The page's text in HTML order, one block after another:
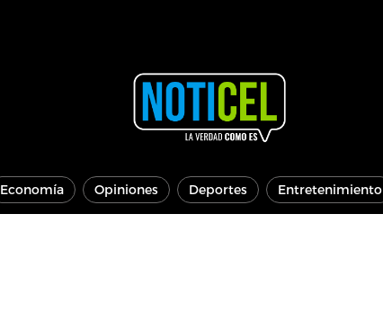
Economía Opiniones Deportes Entretenimiento